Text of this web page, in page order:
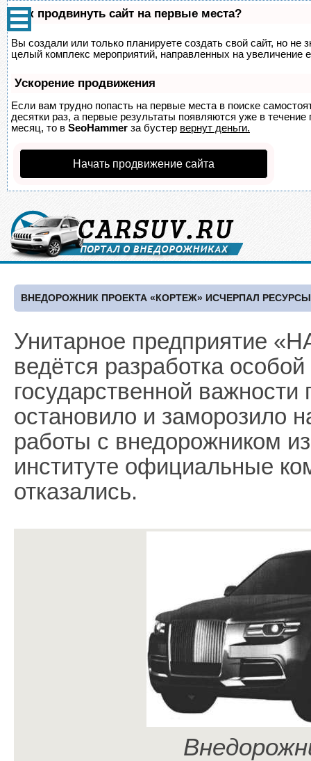
Как продвинуть сайт на первые места?
Вы создали или только планируете создать свой сайт, но не
целый комплекс мероприятий, направленных на увеличение
Ускорение продвижения
Если вам трудно попасть на первые места в поиске
десятки раз, а первые результаты появляются уже в
месяц, то в SeoHammer за бустер вернут деньги.
Начать продвижение сайта
ВНЕДОРОЖНИК ПРОЕКТА «КОРТЕЖ» ИСЧЕРПАЛ
Унитарное предприятие
ведётся разработка
государственной важности
остановило и заморозило
работы с внедорожником
институте официальные
отказались.